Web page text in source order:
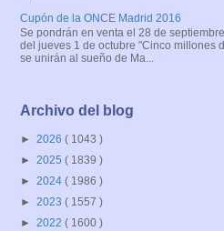
Cupón de la ONCE Madrid 2016
Se pondrán en venta el 28 de
del jueves 1 de octubre "Cinco millones
se unirán al sueño de Ma...
Archivo del blog
► 2026 ( 1043 )
► 2025 ( 1839 )
► 2024 ( 1986 )
► 2023 ( 1557 )
► 2022 ( 1600 )